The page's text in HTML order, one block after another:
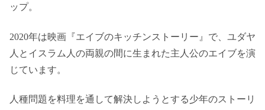
ップ。
2020年は映画『エイブのキッチンストーリー』で、ユダヤ
人とイスラム人の両親の間に生まれた主人公のエイブを演
じています。
人種問題を料理を通して解決しようとする少年のストーリ